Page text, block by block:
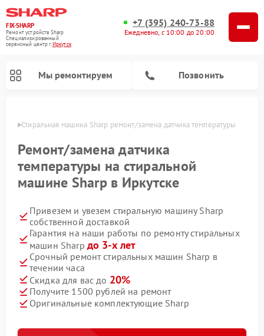
FIX-SHARP
Ремонт устройств Sharp
Специализированный
cервисный центр г.Иркутск
+7 (395) 240-73-88
Ежедневно, с 10:00 до 20:00
Мы ремонтируем Позвонить
Стиральная машина Sharp ремонт/замена датчика температуры
Ремонт/замена датчика
температуры на стиральной
машине Sharp в Иркутске
Привезем и увезем стиральную машину Sharp
собственной доставкой
Гарантия на наши работы по ремонту стиральных
машин Sharp до 3-х лет
Срочный ремонт стиральных машин Sharp в
течении часа
Скидка для вас до 20%
Получите 1500 рублей на ремонт
Оригинальные комплектующие Sharp